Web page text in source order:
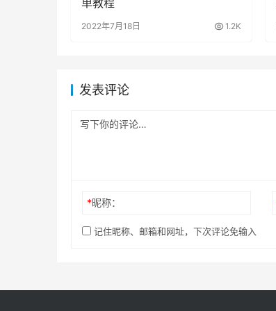
单教程
2022年7月18日 1.2K
发表评论
*昵称：
记住昵称、邮箱和网址，下次评论免输入